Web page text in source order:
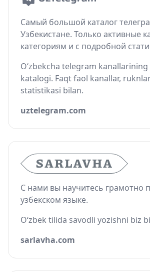
Самый большой каталог
Узбекистане. Только активные
категориям и с подробной
O‘zbekcha telegram
katalogi. Faqt faol kanallar,
statistikasi bilan.
uztelegram.com
С нами вы научитесь грамотно
узбекском языке.
O‘zbek tilida savodli yozishni biz
sarlavha.com